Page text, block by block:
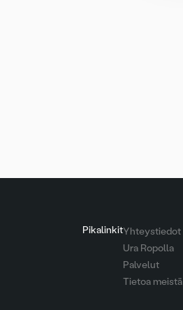
PikalinkitYhteystiedot
Ura Ropolla
Palvelut
Tietoa meistä